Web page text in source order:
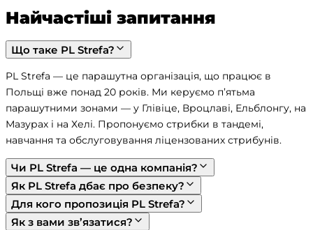
Найчастіші запитання
Що таке PL Strefa?
PL Strefa — це парашутна організація, що працює в
Польщі вже понад 20 років. Ми керуємо п’ятьма
парашутними зонами — у Глівіце, Вроцлаві, Ельблонгу, на
Мазурах і на Хелі. Пропонуємо стрибки в тандемі,
навчання та обслуговування ліцензованих стрибунів.
Чи PL Strefa — це одна компанія?
Як PL Strefa дбає про безпеку?
Для кого пропозиція PL Strefa?
Як з вами зв’язатися?